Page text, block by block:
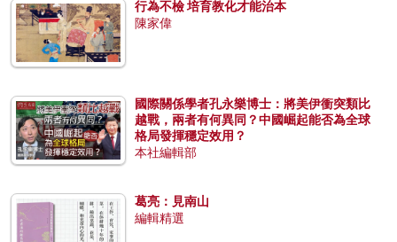
行為不檢 培育教化才能治本
陳家偉
國際關係學者孔永樂博士：將美伊衝突類比
越戰，兩者有何異同？中國崛起能否為全球
格局發揮穩定效用？
本社編輯部
葛亮：見南山
編輯精選